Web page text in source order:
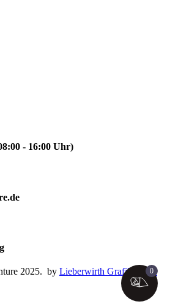
- 16:00 Uhr)
2025. by Lieberwirth Grafikdesign